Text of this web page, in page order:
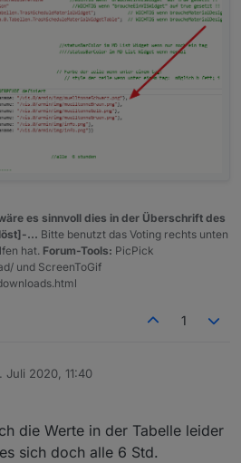
es sinnvoll dies in der Überschrift des
... Bitte benutzt das Voting rechts unten
hat. Forum-Tools: PicPick
und ScreenToGif
1
Juli 2020, 11:40
die Werte in der Tabelle leider
sich doch alle 6 Std.